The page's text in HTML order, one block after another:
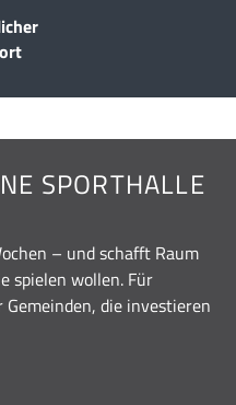
SPORTHALLE
– und schafft Raum
spielen wollen. Für
die investieren